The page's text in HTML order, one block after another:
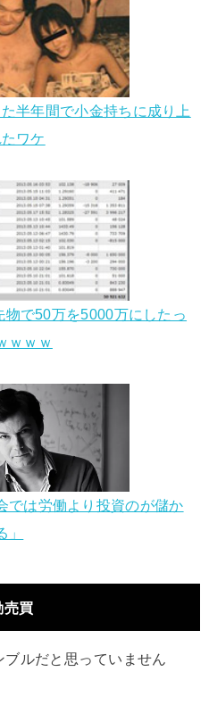
半年間で小金持ちに成り上
ワケ
物で50万を5000万にしたっ
ｗｗｗ
では労働より投資のが儲か
」
売買
ルだと思っていません